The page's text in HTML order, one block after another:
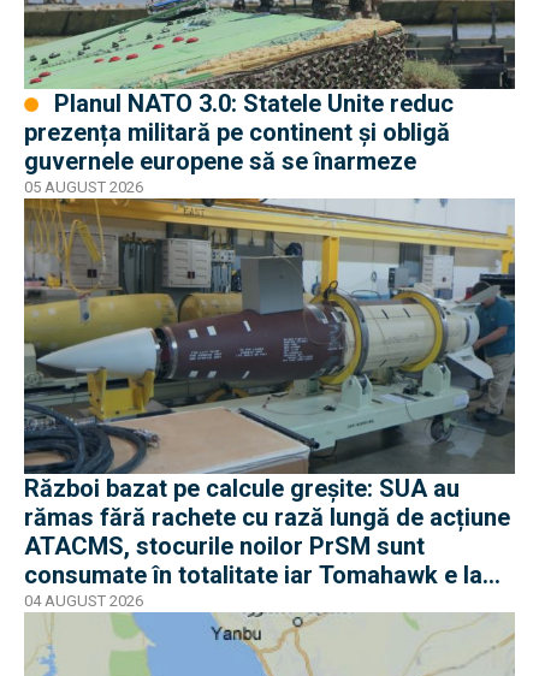
prezența militară pe continent și obligă
guvernele europene să se înarmeze
05 AUGUST 2026
Război bazat pe calcule greșite: SUA au
rămas fără rachete cu rază lungă de acțiune
ATACMS, stocurile noilor PrSM sunt
consumate în totalitate iar Tomahawk e la
jumătate
04 AUGUST 2026